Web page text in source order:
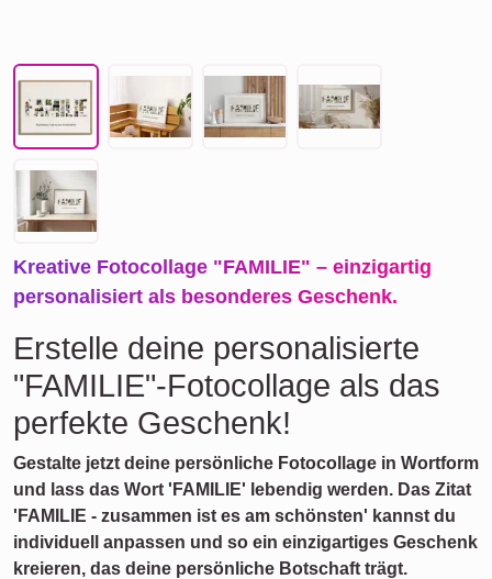
Kreative Fotocollage "FAMILIE" – einzigartig
personalisiert als besonderes Geschenk.
Erstelle deine personalisierte
"FAMILIE"-Fotocollage als das
perfekte Geschenk!
Gestalte jetzt deine persönliche Fotocollage in Wortform
und lass das Wort 'FAMILIE' lebendig werden. Das Zitat
'FAMILIE - zusammen ist es am schönsten' kannst du
individuell anpassen und so ein einzigartiges Geschenk
kreieren, das deine persönliche Botschaft trägt.